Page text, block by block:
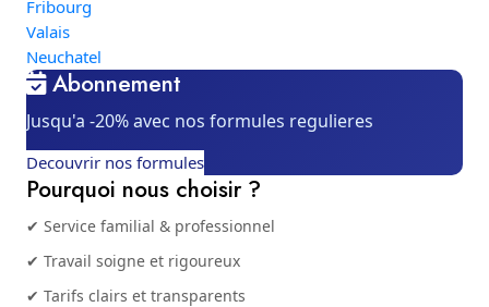
Fribourg
Valais
Neuchatel
Abonnement
Jusqu'a -20% avec nos formules regulieres
Decouvrir nos formules
Pourquoi nous choisir ?
✔ Service familial & professionnel
✔ Travail soigne et rigoureux
✔ Tarifs clairs et transparents